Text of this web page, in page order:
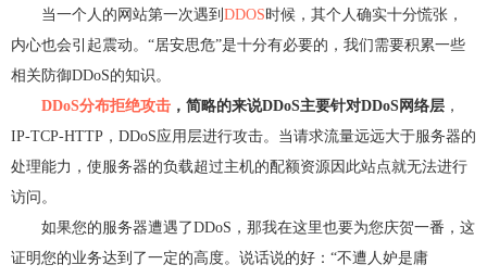
弹性云服务器ECS
镜像服务器
GPU加速服务器
弹性伸缩
云存储
对象存储
云硬盘备份
云安全
SSL证书
DDoS高防IP
虚拟私有云VPC
NAT网关
弹性公网IP
负载均衡
云运维
云监控
访问控制（敬请期待）
帮助文档
新闻动态
香港云服务器
美国云服务器
当一个人的网站第一次遇到 DDOS时候，其个人确实十分慌张，
内心也会引起震动。“居安思危”是十分有必要的，我们需要积累一些
相关防御DDoS的知识。
DDoS分布拒绝攻击 ，简略的来说DDoS主要针对DDoS网络层 ，
IP-TCP-HTTP，DDoS应用层进行攻击。当请求流量远远大于服务器的
处理能力，使服务器的负载超过主机的配额资源因此站点就无法进行
访问。
如果您的服务器遭遇了DDoS，那我在这里也要为您庆贺一番，这
证明您的业务达到了一定的高度。说话说的好：“不遭人妒是庸